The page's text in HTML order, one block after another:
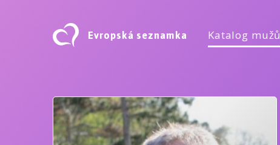
Evropská seznamka Katalog mužů